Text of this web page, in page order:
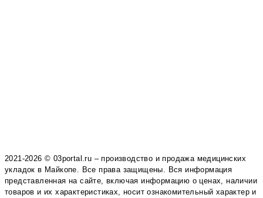
2021-2026 © 03portal.ru – производство и продажа медицинских
укладок в Майкопе. Все права защищены. Вся информация
представленная на сайте, включая информацию о ценах, наличии
товаров и их характеристиках, носит ознакомительный характер и